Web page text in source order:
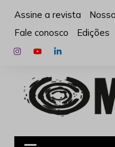
para
conteúdo
Assine a revista
Fale conosco
Edições